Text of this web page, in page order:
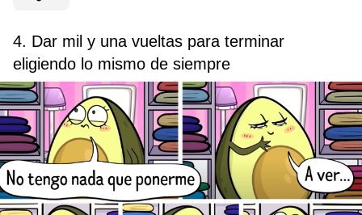
4. Dar mil y una vueltas para terminar
eligiendo lo mismo de siempre